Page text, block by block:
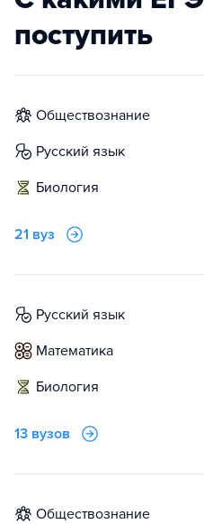
поступить
обществознание
русский язык
биология
21 вуз
русский язык
математика
биология
13 вузов
обществознание